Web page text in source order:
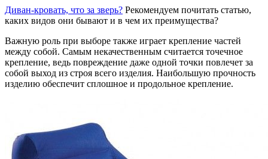
Диван-кровать, что за зверь? Рекомендуем почитать статью,
каких видов они бывают и в чем их преимущества?
Важную роль при выборе также играет крепление частей
между собой. Самым некачественным считается точечное
крепление, ведь повреждение даже одной точки повлечет за
собой выход из строя всего изделия. Наибольшую прочность
изделию обеспечит сплошное и продольное крепление.